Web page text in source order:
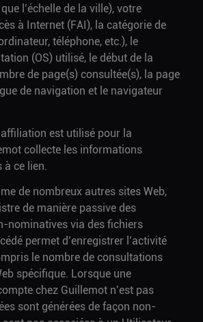
l’échelle de la ville), votre
à Internet (FAI), la catégorie de
téléphone, etc.), le
(OS) utilisé, le début de la
de page(s) consultée(s), la page
de navigation et le navigateur
est utilisé pour la
collecte les informations
ce lien.
de nombreux autres sites Web,
de manière passive des
nominatives via des fichiers
permet d’enregistrer l’activité
le nombre de consultations
spécifique. Lorsque une
chez Guillemot n’est pas
sont générées de façon non-